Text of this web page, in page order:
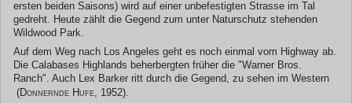
ersten beiden Saisons) wird auf einer unbefestigten Strasse im Tal
gedreht. Heute zählt die Gegend zum unter Naturschutz stehenden
Wildwood Park.
Auf dem Weg nach Los Angeles geht es noch einmal vom Highway ab.
Die Calabases Highlands beherbergten früher die "Warner Bros.
Ranch". Auch Lex Barker ritt durch die Gegend, zu sehen im Western
(Donnernde Hufe, 1952)